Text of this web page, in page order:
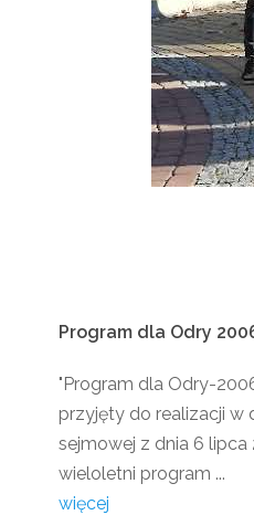
Program dla Odry
"Program dla Odry-
przyjęty do realizacji w
sejmowej z dnia 6 lipca
wieloletni program ...
więcej